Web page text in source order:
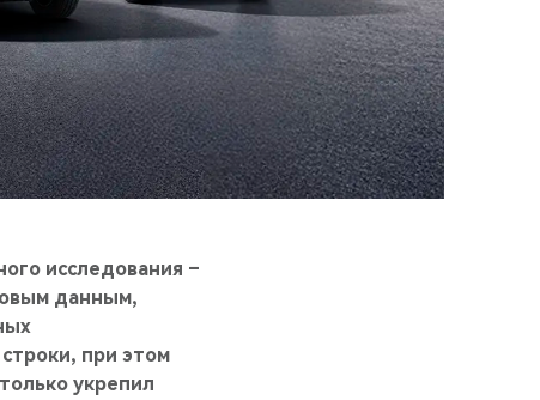
исследования –
данным,
при этом
укрепил